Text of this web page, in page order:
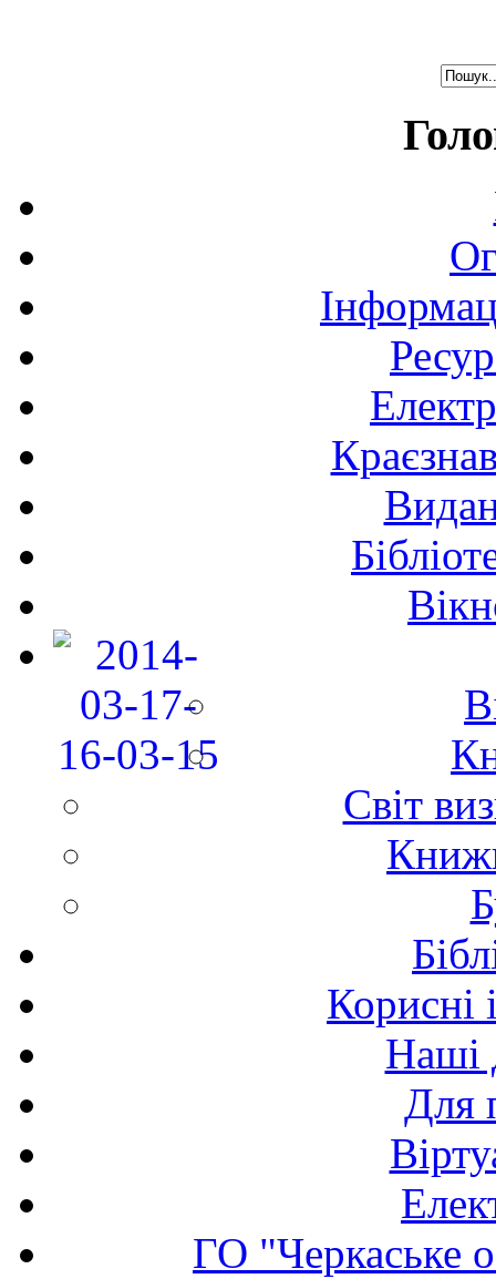
Світ
Корисні
Наші
Для
ГО "Черкаське